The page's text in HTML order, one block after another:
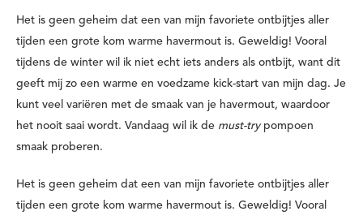
Het is geen geheim dat een van mijn favoriete ontbijtjes aller
tijden een grote kom warme havermout is. Geweldig! Vooral
tijdens de winter wil ik niet echt iets anders als ontbijt, want dit
geeft mij zo een warme en voedzame kick-start van mijn dag. Je
kunt veel variëren met de smaak van je havermout, waardoor
het nooit saai wordt. Vandaag wil ik de must-trypompoen
smaak proberen.
Het is geen geheim dat een van mijn favoriete ontbijtjes aller
tijden een grote kom warme havermout is. Geweldig! Vooral